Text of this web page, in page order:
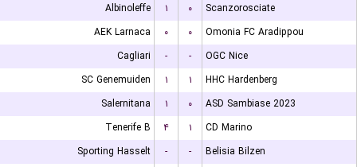
Albinoleffe
۱ ۰
Scanzorosciate
AEK Larnaca
۰ ۰
Omonia FC Aradippou
Cagliari
- -
OGC Nice
SC Genemuiden
۱ ۱
HHC Hardenberg
Salernitana
۱ ۰
ASD Sambiase 2023
Tenerife B
۴ ۱
CD Marino
Sporting Hasselt
- -
Belisia Bilzen